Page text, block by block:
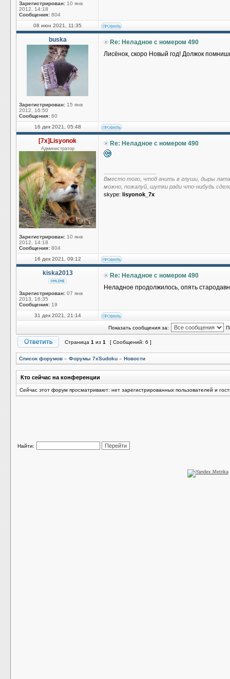
Зарегистрирован: 10 янв
2012, 14:18
Сообщения: 804
08 июн 2021, 11:35
buska
Зарегистрирован: 15 янв
2012, 16:50
Сообщения: 60
Re: Неладное с номером 490
Лисёнок, скоро Новый год! Должок
16 дек 2021, 05:48
[7x]Lisyonok
Администратор
Зарегистрирован: 10 янв
2012, 14:18
Сообщения: 804
Re: Неладное с номером 490
Вместо того, чтоб гнить в глуши, дыры
можно, пожалуй, шутки ради что-нибудь
skype: lisyonok_7x
16 дек 2021, 09:12
kiska2013
Зарегистрирован: 07 янв
2013, 16:35
Сообщения: 19
Re: Неладное с номером 490
Неладное продолжилось, опять
31 дек 2021, 21:14
Показать сообщения за:
Страница 1 из 1 [ Сообщений: 6 ]
Список форумов » Форумы 7xSudoku » Новости
Кто сейчас на конференции
Сейчас этот форум просматривают: нет зарегистрированных пользователей и
Найти: